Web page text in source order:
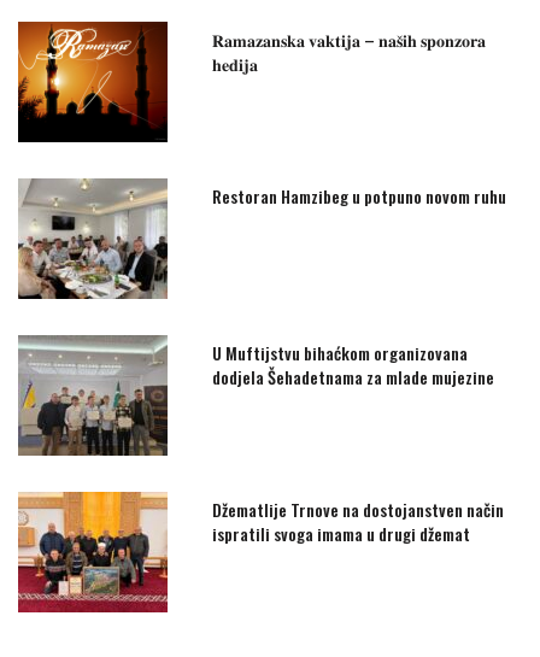
𝐑𝐚𝐦𝐚𝐳𝐚𝐧𝐬𝐤𝐚 𝐯𝐚𝐤𝐭𝐢𝐣𝐚 – 𝐧𝐚𝐬̌𝐢𝐡 𝐬𝐩𝐨𝐧𝐳𝐨𝐫𝐚
𝐡𝐞𝐝𝐢𝐣𝐚
Restoran Hamzibeg u potpuno novom ruhu
U Muftijstvu bihaćkom organizovana
dodjela Šehadetnama za mlade mujezine
Džematlije Trnove na dostojanstven način
ispratili svoga imama u drugi džemat